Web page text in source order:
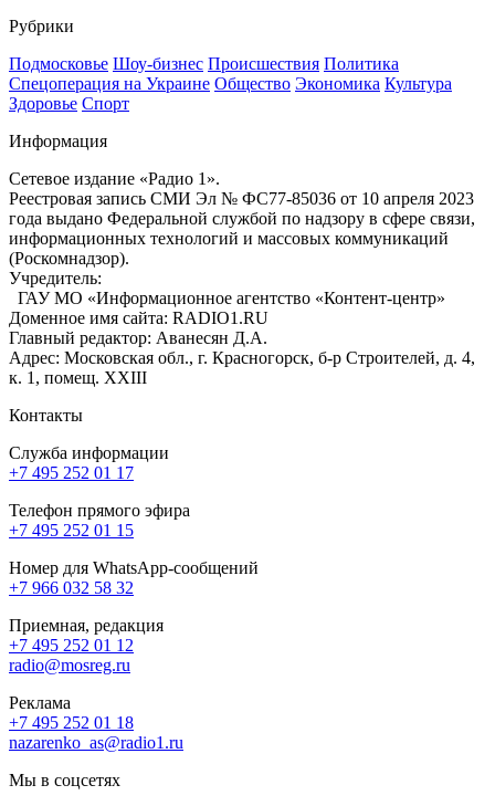
Рубрики
Подмосковье Шоу-бизнес Происшествия Политика
Спецоперация на Украине Общество Экономика Культура
Здоровье Спорт
Информация
Сетевое издание «Радио 1».
Реестровая запись СМИ Эл № ФС77-85036 от 10 апреля 2023
года выдано Федеральной службой по надзору в сфере связи,
информационных технологий и массовых коммуникаций
(Роскомнадзор).
Учредитель:
ГАУ МО «Информационное агентство «Контент-центр»
Доменное имя сайта: RADIO1.RU
Главный редактор: Аванесян Д.А.
Адрес: Московская обл., г. Красногорск, б-р Строителей, д. 4,
к. 1, помещ. XXIII
Контакты
Служба информации
+7 495 252 01 17
Телефон прямого эфира
+7 495 252 01 15
Номер для WhatsApp-сообщений
+7 966 032 58 32
Приемная, редакция
+7 495 252 01 12
radio@mosreg.ru
Реклама
+7 495 252 01 18
nazarenko_as@radio1.ru
Мы в соцсетях